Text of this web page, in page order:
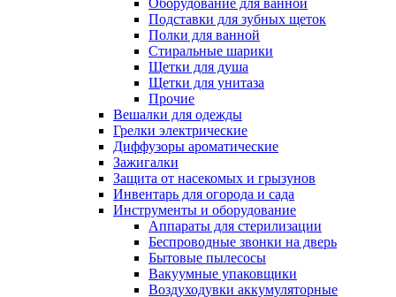
Оборудование для ванной
Подставки для зубных щеток
Полки для ванной
Стиральные шарики
Щетки для душа
Щетки для унитаза
Прочие
Вешалки для одежды
Грелки электрические
Диффузоры ароматические
Зажигалки
Защита от насекомых и грызунов
Инвентарь для огорода и сада
Инструменты и оборудование
Аппараты для стерилизации
Беспроводные звонки на дверь
Бытовые пылесосы
Вакуумные упаковщики
Воздуходувки аккумуляторные